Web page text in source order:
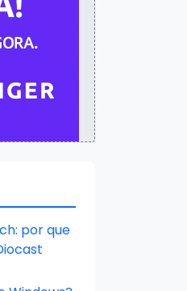
por que